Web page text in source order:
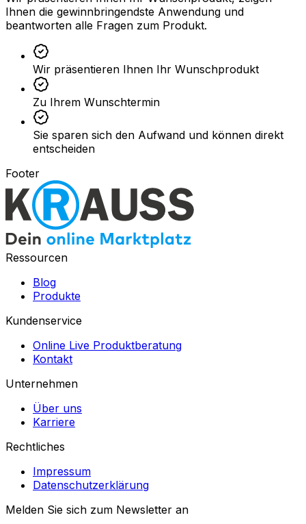
Ihnen die gewinnbringendste Anwendung und
beantworten alle Fragen zum Produkt.
Wir präsentieren Ihnen Ihr Wunschprodukt
Zu Ihrem Wunschtermin
Sie sparen sich den Aufwand und können direkt
entscheiden
Footer
Ressourcen
Blog
Produkte
Kundenservice
Online Live Produktberatung
Kontakt
Unternehmen
Über uns
Karriere
Rechtliches
Impressum
Datenschutzerklärung
Melden Sie sich zum Newsletter an